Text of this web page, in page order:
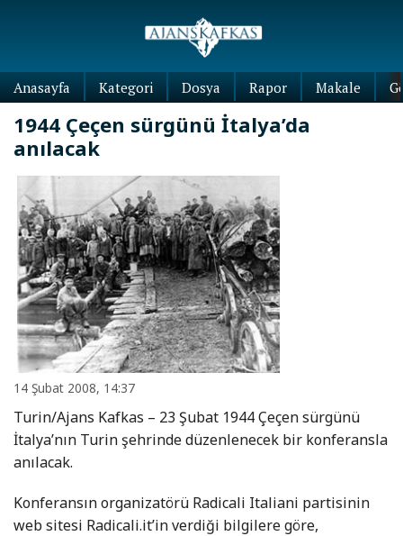
Anasayfa Kategori Dosya Rapor Makale
1944 Çeçen sürgünü İtalya’da
anılacak
14 Şubat 2008, 14:37
Turin/Ajans Kafkas – 23 Şubat 1944 Çeçen sürgünü
İtalya’nın Turin şehrinde düzenlenecek bir konferansla
anılacak.
Konferansın organizatörü Radicali Italiani partisinin
web sitesi Radicali.it’in verdiği bilgilere göre,